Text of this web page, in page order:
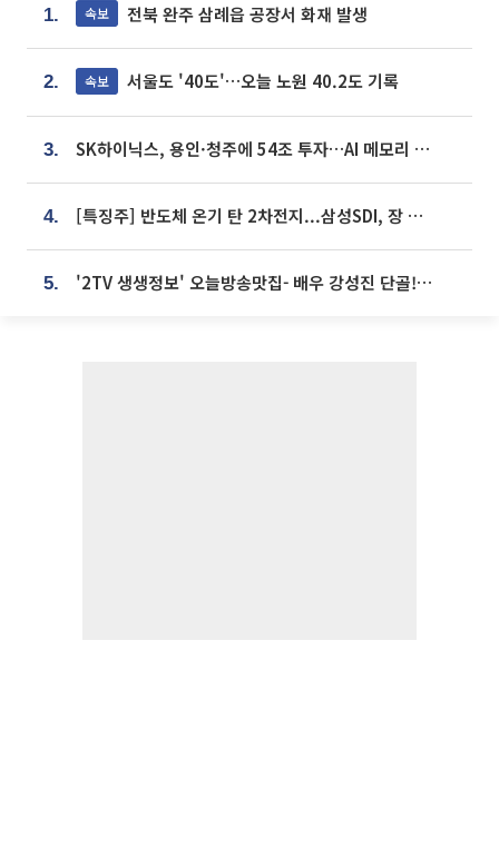
1. 속보 전북 완주 삼례읍 공장서 화재 발생
2. 속보 서울도 '40도'…오늘 노원 40.2도 기록
3. SK하이닉스, 용인·청주에 54조 투자…AI 메모리 생산기지 키운다
4. [특징주] 반도체 온기 탄 2차전지...삼성SDI, 장 초반 7% 넘게 껑충
5. '2TV 생생정보' 오늘방송맛집- 배우 강성진 단골! 쌀국수ㆍ푸팟퐁 커리 맛집 '블○○○'